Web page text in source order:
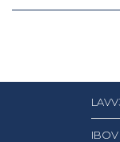
IBOV